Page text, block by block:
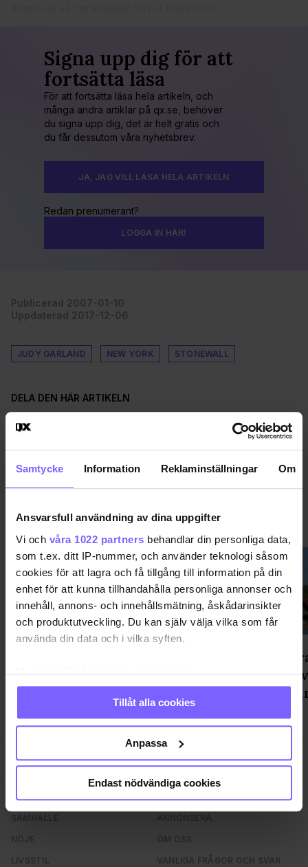
Samtycke Information Reklaminställningar Om
Ansvarsfull användning av dina uppgifter
Vi och våra 1022 partners behandlar din personliga data,
som t.ex. ditt IP-nummer, och använder teknologi såsom
cookies för att lagra och få tillgång till information på din
enhet för att kunna tillhandahålla personliga annonser och
innehåll, annons- och innehållsmätning, åskådarinsikter
och produktutveckling. Du kan själv välja vilka som får
använda din data och i vilka syften.
Med din tillåtelse skulle vi även vilja:
Samla in information om din geografiska plats
som kan ha en noggrannhet på upp till flera meter
Identifiera din enhet genom att aktivt skanna den
för specifika kännetecken (fingeravtryck)
Ta reda på mer om hur dina personliga uppgifter
Du kan ändra eller dra tillbaka ditt samtycke när som
helst från cookie-förklaringen.
Vi använder enhetsidentifierare för att anpassa innehållet
och annonserna till användarna, tillhandahålla funktioner
Tillåt alla cookies
Anpassa
Endast nödvändiga cookies
Signa upp dig för att
fortsätta läsa
För att fortsätta läsa hela artikeln, och
många andra artiklar på qx.se, behöver
du signa upp dig, det är helt gratis och
du får dessutom våra nyhetsbrev.
JA, JAG VILL LÄSA HELA ARTIKELN
Redan prenumerant?
LOGGA IN HÄR!
Publicerad 2007-01-10
Uppdaterad 2017-12-06
JUDY GARLAND NEW YORK STONEWALL
DELA DEN HÄR ARTIKELN
NYHETER VISA MER NYHETER
föreställning om pup play gästar
Stockholm
Ett
för att
är för
NÖJE
LIVSSTIL
OM OSS
VANLIGA FRÅGOR OCH SVAR